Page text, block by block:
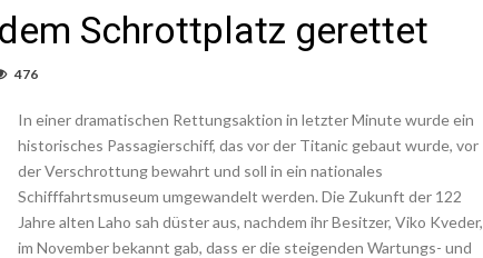
Schrottplatz gerettet
476
In einer dramatischen Rettungsaktion in letzter Minute wurde ein
historisches Passagierschiff, das vor der Titanic gebaut wurde, vor
der Verschrottung bewahrt und soll in ein nationales
Schifffahrtsmuseum umgewandelt werden. Die Zukunft der 122
Jahre alten Laho sah düster aus, nachdem ihr Besitzer, Viko Kveder,
im November bekannt gab, dass er die steigenden Wartungs- und